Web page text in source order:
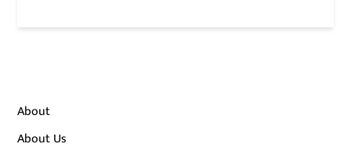
About
About Us